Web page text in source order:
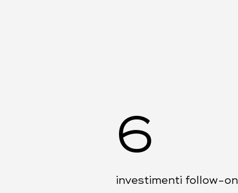
6
investimenti follow-on